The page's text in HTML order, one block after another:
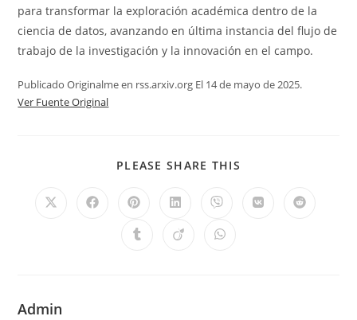
para transformar la exploración académica dentro de la
ciencia de datos, avanzando en última instancia del flujo de
trabajo de la investigación y la innovación en el campo.
Publicado Originalme en rss.arxiv.org El 14 de mayo de 2025.
Ver Fuente Original
PLEASE SHARE THIS
Admin